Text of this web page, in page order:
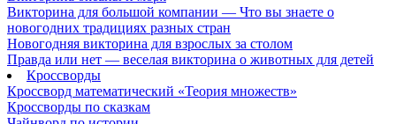
Викторина для большой компании — Что вы знаете о
новогодних традициях разных стран
Новогодняя викторина для взрослых за столом
Правда или нет — веселая викторина о животных для детей
Кроссворды
Кроссворд математический «Теория множеств»
Кроссворды по сказкам